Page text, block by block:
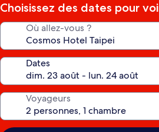
Choisissez des dates pour
Où allez-vous ?
Dates
Voyageurs